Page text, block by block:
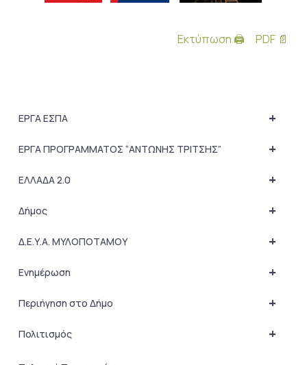
Εκτύπωση 🖨 PDF 📄
+
ΕΡΓΑ ΕΣΠΑ
+
ΕΡΓΑ ΠΡΟΓΡΑΜΜΑΤΟΣ “ΑΝΤΩΝΗΣ ΤΡΙΤΣΗΣ”
+
ΕΛΛΑΔΑ 2.0
+
Δήμος
+
Δ.Ε.Υ.Α. ΜΥΛΟΠΟΤΑΜΟΥ
+
Ενημέρωση
+
Περιήγηση στο Δήμο
+
Πολιτισμός